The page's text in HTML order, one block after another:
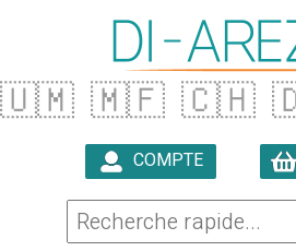
🇺🇲 🇲🇫 🇨🇭
COMPTE
19 ARTICLES TROUVÉS